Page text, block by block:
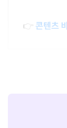
👉 콘텐츠